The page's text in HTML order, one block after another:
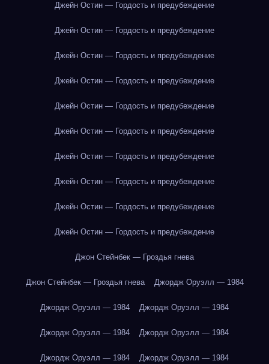
Джейн Остин — Гордость и предубеждение
Джейн Остин — Гордость и предубеждение
Джейн Остин — Гордость и предубеждение
Джейн Остин — Гордость и предубеждение
Джейн Остин — Гордость и предубеждение
Джейн Остин — Гордость и предубеждение
Джейн Остин — Гордость и предубеждение
Джейн Остин — Гордость и предубеждение
Джейн Остин — Гордость и предубеждение
Джейн Остин — Гордость и предубеждение
Джон Стейнбек — Гроздья гнева
Джон Стейнбек — Гроздья гнева Джордж Оруэлл — 1984
Джордж Оруэлл — 1984 Джордж Оруэлл — 1984
Джордж Оруэлл — 1984 Джордж Оруэлл — 1984
Джордж Оруэлл — 1984 Джордж Оруэлл — 1984